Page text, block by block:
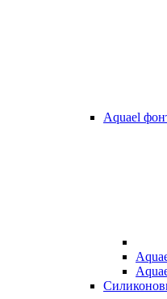
Aquael